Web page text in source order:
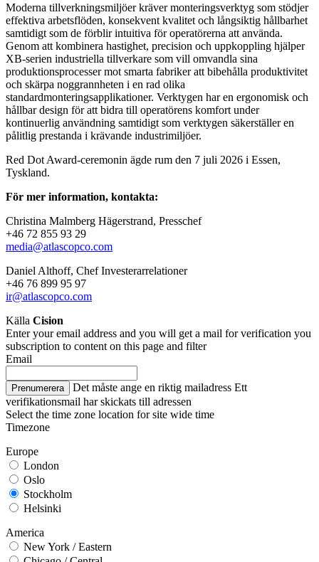
Moderna tillverkningsmiljöer kräver monteringsverktyg som stödjer
effektiva arbetsflöden, konsekvent kvalitet och långsiktig hållbarhet
samtidigt som de förblir intuitiva för operatörerna att använda.
Genom att kombinera hastighet, precision och uppkoppling hjälper
XB-serien industriella tillverkare som vill omvandla sina
produktionsprocesser mot smarta fabriker att bibehålla produktivitet
och skärpa noggrannheten i en rad olika
standardmonteringsapplikationer. Verktygen har en ergonomisk och
hållbar design för att bidra till operatörens komfort under
kontinuerlig användning samtidigt som verktygen säkerställer en
pålitlig prestanda i krävande industrimiljöer.
Red Dot Award-ceremonin ägde rum den 7 juli 2026 i Essen,
Tyskland.
För mer information, kontakta:
Christina Malmberg Hägerstrand, Presschef
+46 72 855 93 29
media@atlascopco.com
Daniel Althoff, Chef Investerarrelationer
+46 76 899 95 97
ir@atlascopco.com
Källa Cision
Enter your email address and you will get a mail for verification you
subscription to content on this page and filter
Email
Prenumerera Det måste ange en riktig mailadress Ett
verifikationsmail har skickats till adressen
Select the time zone location for site wide time
Timezone
Europe
London
Oslo
Stockholm
Helsinki
America
New York / Eastern